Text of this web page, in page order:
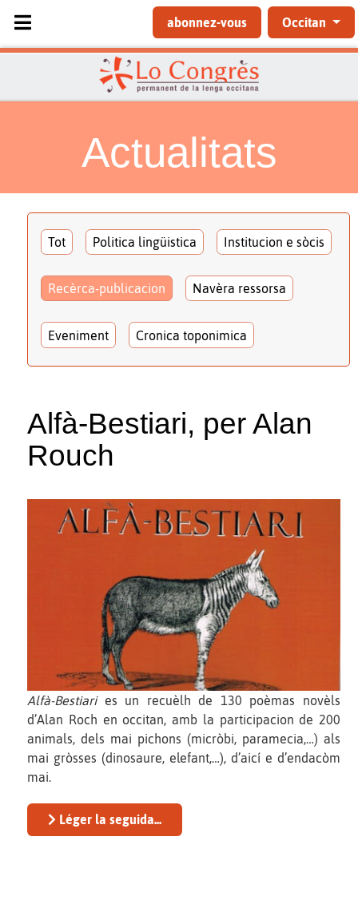
Sélectionnez votre langue
abonnez-vous Occitan
Actualitats
Tot Politica lingüistica Institucion e sòcis
Recèrca-publicacion Navèra ressorsa
Eveniment Cronica toponimica
Alfà-Bestiari, per Alan
Rouch
Alfà-Bestiaries un recuèlh de 130 poèmas novèls
d’Alan Roch en occitan, amb la participacion de 200
animals, dels mai pichons (micròbi, paramecia,…) als
mai gròsses (dinosaure, elefant,…), d’aicí e d’endacòm
mai.
Léger la seguida...